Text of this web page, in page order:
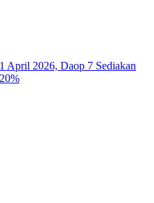
April 2026, Daop 7 Sediakan